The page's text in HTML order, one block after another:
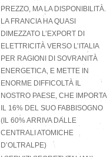
PREZZO, MA LA DISPONIBILITÀ.
LA FRANCIA HA QUASI
DIMEZZATO L’EXPORT DI
ELETTRICITÀ VERSO L’ITALIA
PER RAGIONI DI SOVRANITÀ
ENERGETICA, E METTE IN
ENORME DIFFICOLTÀ IL
NOSTRO PAESE, CHE IMPORTA
IL 16% DEL SUO FABBISOGNO
(IL 60% ARRIVA DALLE
CENTRALI ATOMICHE
D’OLTRALPE)